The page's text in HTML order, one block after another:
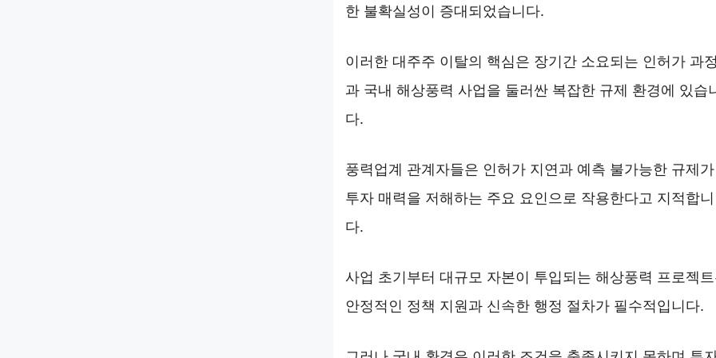
한 불확실성이 증대되었습니다.
이러한 대주주 이탈의 핵심은 장기간 소요되는 인허가 과정
과 국내 해상풍력 사업을 둘러싼 복잡한 규제 환경에 있습
다.
풍력업계 관계자들은 인허가 지연과 예측 불가능한 규제가
투자 매력을 저해하는 주요 요인으로 작용한다고 지적합니
다.
사업 초기부터 대규모 자본이 투입되는 해상풍력 프로젝
안정적인 정책 지원과 신속한 행정 절차가 필수적입니다.